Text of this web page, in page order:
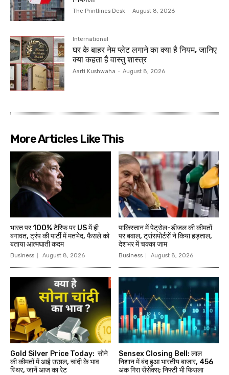
The Printlines Desk - August 8, 2026
International
घर के बाहर नेम प्लेट लगाने का क्या है नियम, जानिए
क्या कहता है वास्तु शास्त्र
Aarti Kushwaha - August 8, 2026
More Articles Like This
भारत पर 100% टैरिफ पर US में ही
बगावत, ट्रंप की पार्टी में मतभेद, फैसले को
बताया आत्मघाती कदम
Business August 8, 2026
पाकिस्तान में पेट्रोल-डीजल की कीमतों
पर बवाल, ट्रांसपोर्टरों ने किया हड़ताल,
देशभर में चक्का जाम
Business August 8, 2026
Gold Silver Price Today: सोने
की कीमतों में आई उछाल, चांदी के भाव
स्थिर, जानें आज का रेट
Sensex Closing Bell: लाल
निशान में बंद हुआ भारतीय बाजार, 456
अंक गिरा सेंसेक्स; निफ्टी भी फिसला